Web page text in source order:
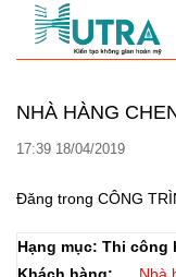
Trang Chủ CÔNG
NHÀ HÀNG
17:39 18/04/2019
Đăng trong CÔNG
Hạng mục: Thi